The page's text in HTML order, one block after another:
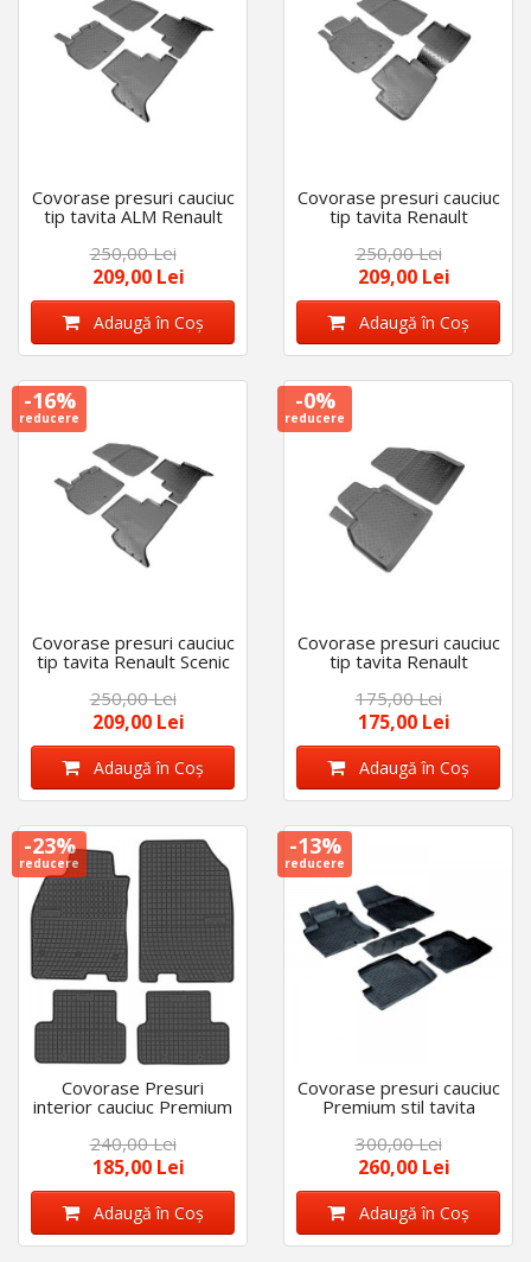
Covorase presuri cauciuc
tip tavita ALM Renault
Scenic 2 2003-2009
250,00 Lei
209,00 Lei
Adaugă în Coş
Covorase presuri cauciuc
tip tavita Renault
Fluence 2009-2016
250,00 Lei
209,00 Lei
Adaugă în Coş
-16%
reducere
Covorase presuri cauciuc
tip tavita Renault Scenic
250,00 Lei
209,00 Lei
Adaugă în Coş
-0%
reducere
Covorase presuri cauciuc
tip tavita Renault
Kangoo II 2007-2019
175,00 Lei
175,00 Lei
Adaugă în Coş
-23%
reducere
Covorase Presuri
interior cauciuc Premium
2009-2019
240,00 Lei
185,00 Lei
Adaugă în Coş
-13%
reducere
Covorase presuri cauciuc
Premium stil tavita
2022
300,00 Lei
260,00 Lei
Adaugă în Coş